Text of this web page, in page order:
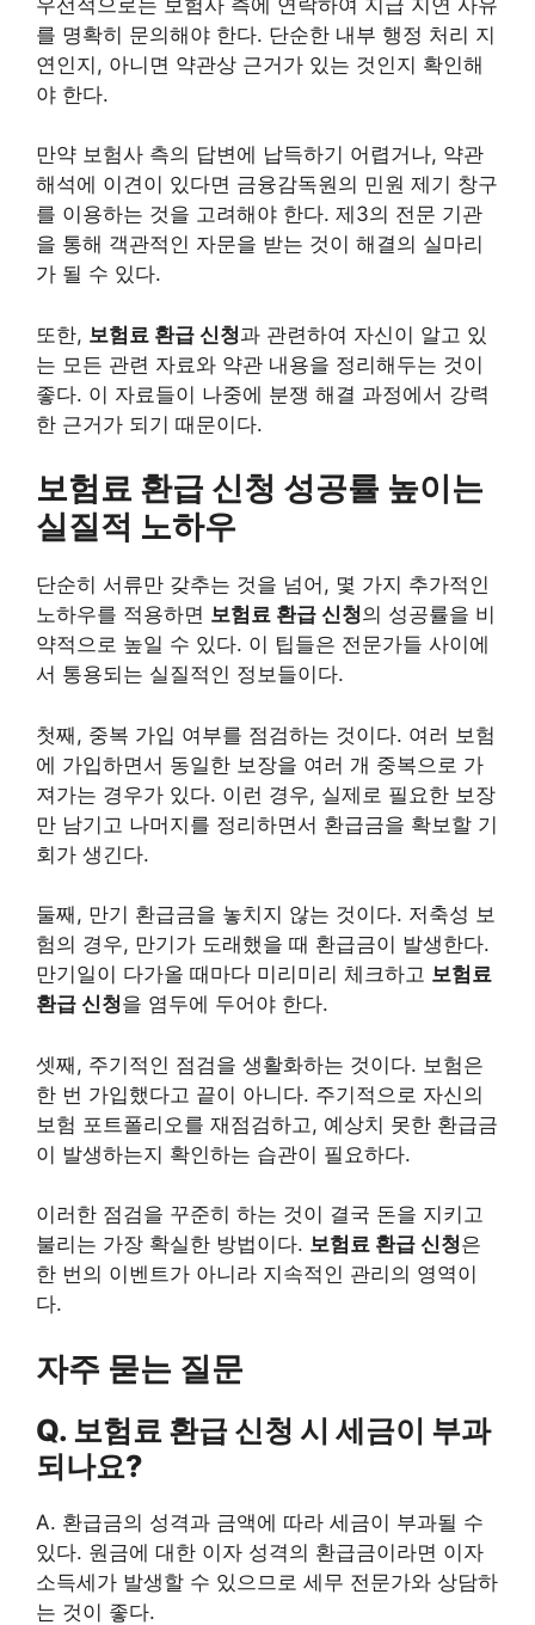
를 명확히 문의해야 한다. 단순한 내부 행정 처리 지
연인지, 아니면 약관상 근거가 있는 것인지 확인해
야 한다.
만약 보험사 측의 답변에 납득하기 어렵거나, 약관
해석에 이견이 있다면 금융감독원의 민원 제기 창구
를 이용하는 것을 고려해야 한다. 제3의 전문 기관
을 통해 객관적인 자문을 받는 것이 해결의 실마리
가 될 수 있다.
또한, 보험료 환급 신청과 관련하여 자신이 알고 있
는 모든 관련 자료와 약관 내용을 정리해두는 것이
좋다. 이 자료들이 나중에 분쟁 해결 과정에서 강력
한 근거가 되기 때문이다.
보험료 환급 신청 성공률 높이는
실질적 노하우
단순히 서류만 갖추는 것을 넘어, 몇 가지 추가적인
노하우를 적용하면 보험료 환급 신청의 성공률을 비
약적으로 높일 수 있다. 이 팁들은 전문가들 사이에
서 통용되는 실질적인 정보들이다.
첫째, 중복 가입 여부를 점검하는 것이다. 여러 보험
에 가입하면서 동일한 보장을 여러 개 중복으로 가
져가는 경우가 있다. 이런 경우, 실제로 필요한 보장
만 남기고 나머지를 정리하면서 환급금을 확보할 기
회가 생긴다.
둘째, 만기 환급금을 놓치지 않는 것이다. 저축성 보
험의 경우, 만기가 도래했을 때 환급금이 발생한다.
만기일이 다가올 때마다 미리미리 체크하고 보험료
환급 신청을 염두에 두어야 한다.
셋째, 주기적인 점검을 생활화하는 것이다. 보험은
한 번 가입했다고 끝이 아니다. 주기적으로 자신의
보험 포트폴리오를 재점검하고, 예상치 못한 환급금
이 발생하는지 확인하는 습관이 필요하다.
이러한 점검을 꾸준히 하는 것이 결국 돈을 지키고
불리는 가장 확실한 방법이다. 보험료 환급 신청은
한 번의 이벤트가 아니라 지속적인 관리의 영역이
다.
자주 묻는 질문
Q. 보험료 환급 신청 시 세금이 부과
되나요?
A. 환급금의 성격과 금액에 따라 세금이 부과될 수
있다. 원금에 대한 이자 성격의 환급금이라면 이자
소득세가 발생할 수 있으므로 세무 전문가와 상담하
는 것이 좋다.